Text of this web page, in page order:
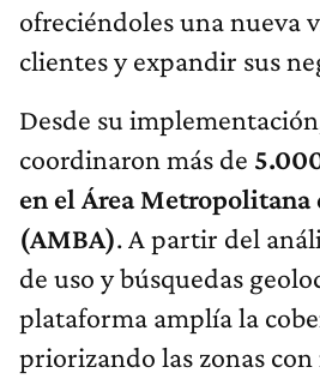
ofreciéndoles una nueva
clientes y expandir sus
Desde su
coordinaron más de
en el Área Metropolitana
(AMBA). A partir del
de uso y búsquedas
plataforma amplía la
priorizando las zonas